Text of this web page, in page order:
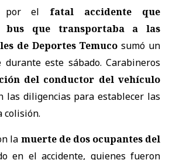
por el fatal accidente que
que transportaba a las
de Deportes Temuco sumó un
durante este sábado. Carabineros
del conductor del vehículo
las diligencias para establecer las
colisión.
la muerte de dos ocupantes del
en el accidente, quienes fueron